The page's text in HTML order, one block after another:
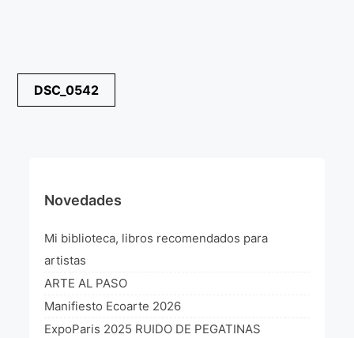
«Impressionnis-vous» Paris 2023
¡VIVE Molière! Un hommage latino-américain à
La Formule de l’art París 2020
L’art Latino-américain à Paris 2019
Reflecting Source. NY 2019
«Sincronías con sentido» Bogotá Colombia 2019
Navegación
de
DSC_0542
Novedades
Mi biblioteca, libros recomendados para
artistas
ARTE AL PASO
Manifiesto Ecoarte 2026
ExpoParis 2025 RUIDO DE PEGATINAS